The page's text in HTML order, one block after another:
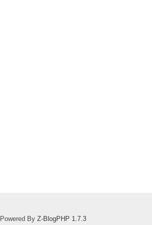
Powered By Z-BlogPHP 1.7.3